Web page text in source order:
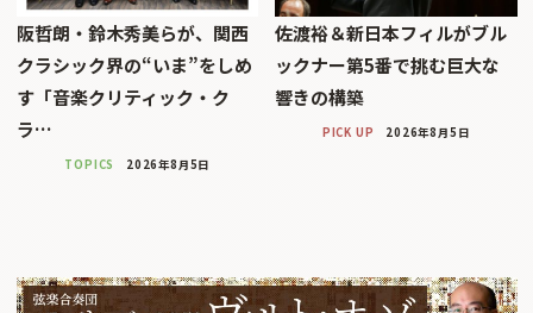
阪哲朗・鈴木秀美らが、関西
クラシック界の“いま”をしめ
す「音楽クリティック・ク
ラ…
TOPICS 2026年8月5日
佐渡裕＆新日本フィルがブル
ックナー第5番で挑む巨大な
響きの構築
PICK UP 2026年8月5日